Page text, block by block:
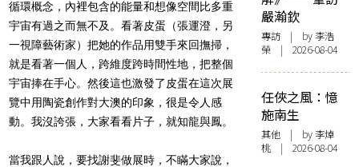
循環概念，內裡包含的能量和想像空間比多重
宇宙有過之而無不及。看著皮蛋（張運澄，另
一視障藝術家）把她的作品用雙手來回撫掃，
就是看著一個人，跨維度跨時間性地，把整個
宇宙捧在手心。然後這也激發了皮蛋在這次展
覽中用陶瓷創作對大澳的印象，很是令人感
動。我沒誇張，大家看看片子，就知龍與鳳。
當我跟人說，要找謝斐做展時，不瞞大家說，
嚴瀚欽
專訪 | by 李浩
榮 | 2026-08-04
任俠之風：憶
施南生
其他 | by 李焯
桃 | 2026-08-04